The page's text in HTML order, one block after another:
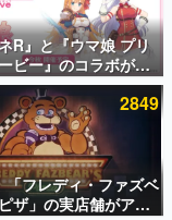
ー数万以上！ などな
ミ渾身の“殿堂入り”記
R』と『ウマ娘 プリ
ビー』のコラボが決
170連無料”の8.5周年
ンなども発表
2849
「フレディ・ファズベ
ザ」の実店舗がアメ